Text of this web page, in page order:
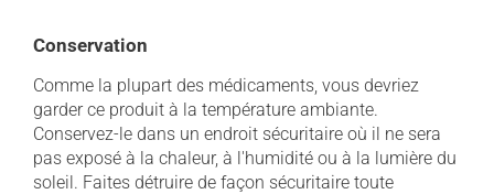
Conservation
Comme la plupart des médicaments, vous devriez
garder ce produit à la température ambiante.
Conservez-le dans un endroit sécuritaire où il ne sera
pas exposé à la chaleur, à l'humidité ou à la lumière du
soleil. Faites détruire de façon sécuritaire toute